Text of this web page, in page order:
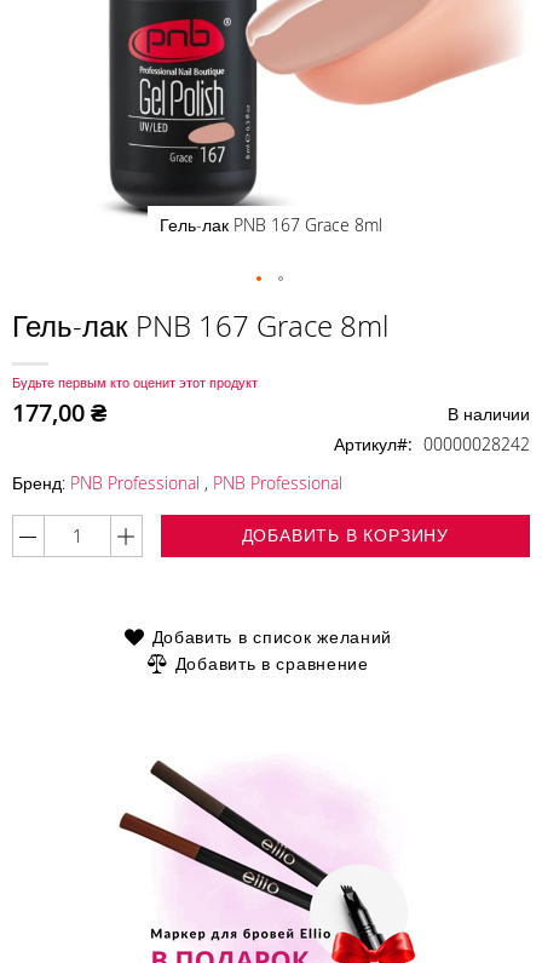
Гель-лак PNB 167 Grace 8ml
к
галереи
изображений
Гель-лак PNB 167 Grace 8ml
Будьте первым кто оценит этот продукт
177,00 ₴
В наличии
Артикул
00000028242
Бренд: PNB Professional , PNB Professional
ДОБАВИТЬ В КОРЗИНУ
Добавить в список желаний
Добавить в сравнение